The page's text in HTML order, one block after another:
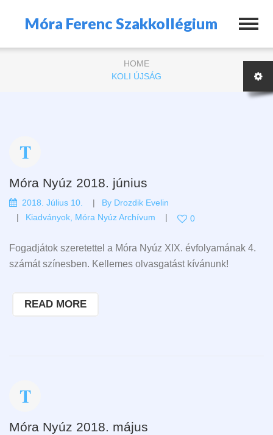
Móra Ferenc Szakkollégium
HOME
KOLI ÚJSÁG
Móra Nyúz 2018. június
2018. Július 10. By Drozdik Evelin
Kiadványok Móra Nyúz Archívum 0
Fogadjátok szeretettel a Móra Nyúz XIX. évfolyamának 4.
számát színesben. Kellemes olvasgatást kívánunk!
READ MORE
Móra Nyúz 2018. május